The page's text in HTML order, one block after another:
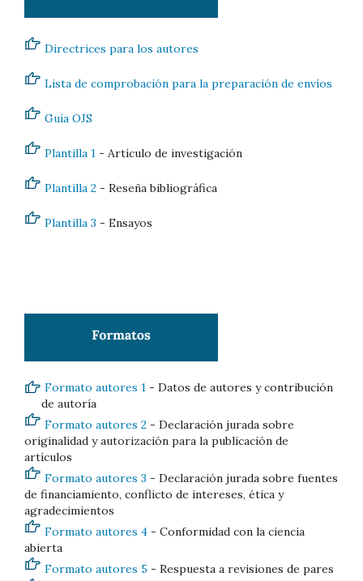
Directrices para los autores
Lista de comprobación para la preparación de envíos
Guía OJS
Plantilla 1 - Artículo de investigación
Plantilla 2 - Reseña bibliográfica
Plantilla 3 - Ensayos
Formato autores 1 - Datos de autores y contribución
de autoría
Formato autores 2 - Declaración jurada sobre
originalidad y autorización para la publicación de
artículos
Formato autores 3 - Declaración jurada sobre fuentes
de financiamiento, conflicto de intereses, ética y
agradecimientos
Formato autores 4 - Conformidad con la ciencia
abierta
Formato autores 5 - Respuesta a revisiones de pares